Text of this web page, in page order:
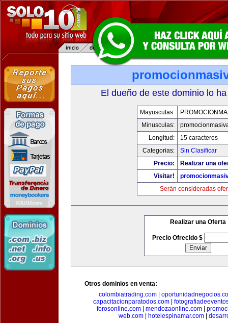
El dueño de este dominio lo
Mayusculas:
Minusculas:
Longitud:
15 caracteres
Categorias:
Sin Clasificar
Precio:
Realizar una
Visitar!
Serán consideradas
Realizar una Oferta
Precio Ofrecido $
Otros dominios en venta:
colombiatrading.com|
capacitacionparatodos.com
forosonline.com| mendozaonline.com|
web.com
hotelespinamar.com